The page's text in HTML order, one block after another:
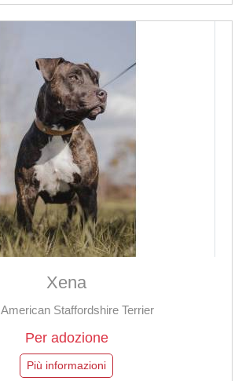
Xena
American Staffordshire Terrier
Per adozione
Più informazioni